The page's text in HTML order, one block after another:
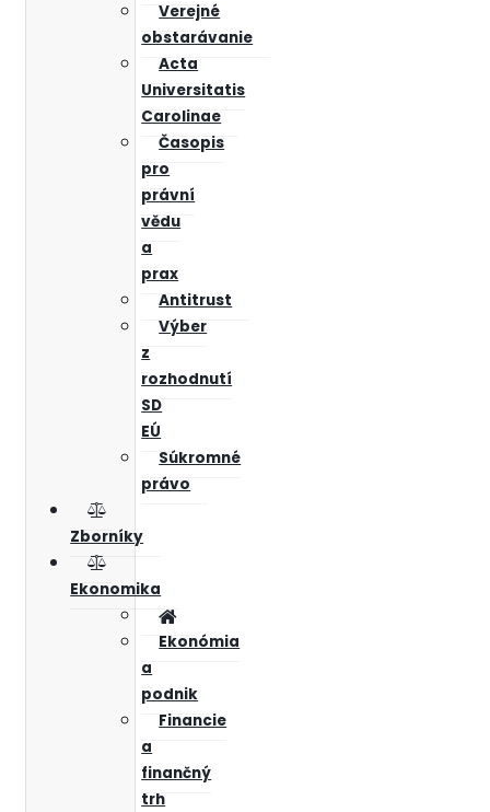
Verejné
obstarávanie
Acta
Universitatis
Carolinae
Časopis
pro
právní
vědu
a
prax
Antitrust
Výber
z
rozhodnutí
SD
EÚ
Súkromné
právo
Zborníky
Ekonomika
Ekonómia
a
podnik
Financie
a
finančný
trh